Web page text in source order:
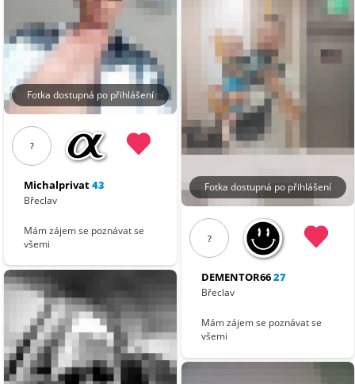
Fotka dostupná po přihlášení
?
Michalprivat43
Břeclav
Mám zájem se poznávat se
všemi
Fotka dostupná po přihlášení
?
DEMENTOR6627
Břeclav
Mám zájem se poznávat se
všemi